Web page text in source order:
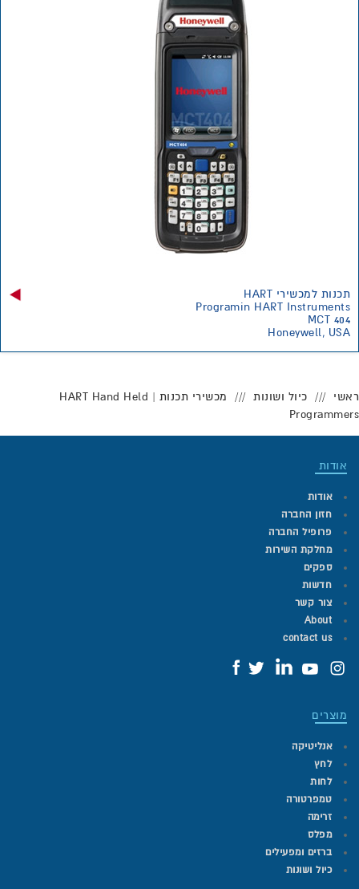
תכנות למכשירי HART
Programin HART Instruments
MCT 404
Honeywell, USA
ראשי כיול ושונות
מכשירי תכנות | HART Hand Held
Programmers
אודות
אודות
חזון החברה
פרופיל החברה
מחלקת השירות
ספקים
חדשות
צור קשר
About
contact us
מוצרים
אנליטיקה
לחץ
לחות
טמפרטורה
זרימה
מפלס
ברזים ומפעילים
כיול ושונות